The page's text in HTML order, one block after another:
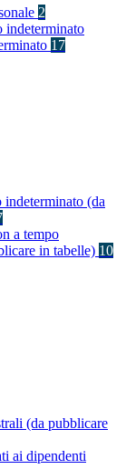
2
indeterminato
17
indeterminato (da
a tempo
in tabelle) 10
(da pubblicare
ai dipendenti